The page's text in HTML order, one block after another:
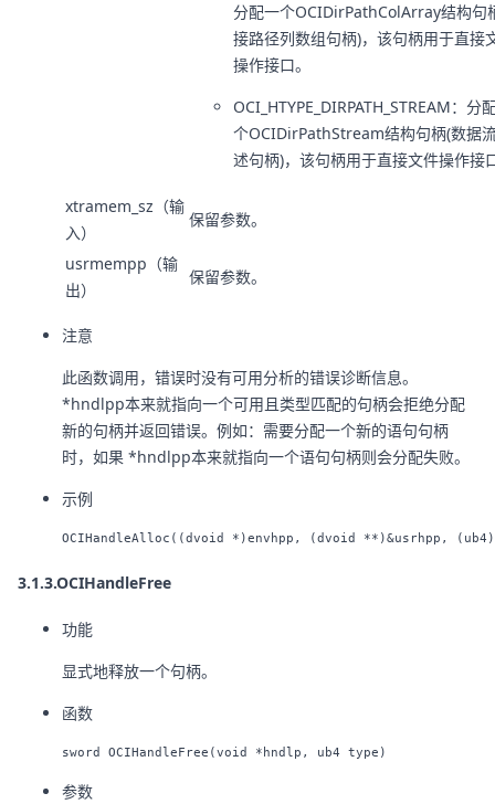
分配一个OCIDirPathColArray结构句
接路径列数组句柄)，该句柄用于直接
操作接口。
OCI_HTYPE_DIRPATH_STREAM：分
个OCIDirPathStream结构句柄(数据
述句柄)，该句柄用于直接文件操作接
xtramem_sz（输
入）
保留参数。
usrmempp（输
出）
保留参数。
注意
此函数调用，错误时没有可用分析的错误诊断信息。
*hndlpp本来就指向一个可用且类型匹配的句柄会拒绝分配
新的句柄并返回错误。例如：需要分配一个新的语句句柄
时，如果 *hndlpp本来就指向一个语句句柄则会分配失败。
示例
3.1.3.OCIHandleFree
功能
显式地释放一个句柄。
函数
参数